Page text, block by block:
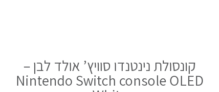
קונסולת נינטנדו סוויץ’ אולד לבן –
Nintendo Switch console OLED